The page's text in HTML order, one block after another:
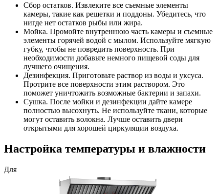
Сбор остатков. Извлеките все съемные элементы
камеры, такие как решетки и поддоны. Убедитесь, что
нигде нет остатков рыбы или жира.
Мойка. Промойте внутреннюю часть камеры и съемные
элементы горячей водой с мылом. Используйте мягкую
губку, чтобы не повредить поверхность. При
необходимости добавьте немного пищевой соды для
лучшего очищения.
Дезинфекция. Приготовьте раствор из воды и уксуса.
Протрите все поверхности этим раствором. Это
поможет уничтожить возможные бактерии и запахи.
Сушка. После мойки и дезинфекции дайте камере
полностью высохнуть. Не используйте ткани, которые
могут оставить волокна. Лучше оставить двери
открытыми для хорошей циркуляции воздуха.
Настройка температуры и влажности
Для